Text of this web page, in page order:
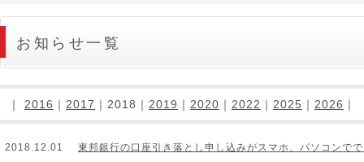
お知らせ一覧
｜ 2016 ｜ 2017 ｜2018｜ 2019 ｜ 2020 ｜ 2022 ｜ 2025 ｜ 2026 ｜
2018.12.01 東邦銀行の口座引き落とし申し込みがスマホ、パソコンで